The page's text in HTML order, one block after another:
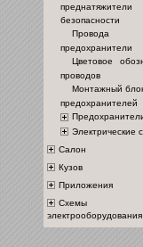
преднатяжители
безопасности
предохранители
Цветовое
проводов
Монтажный
предохранителей
Электрические
Салон
Кузов
Приложения
Схемы
электрооборудования